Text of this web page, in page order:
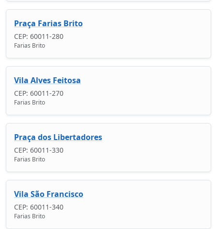
Praça Farias Brito
CEP: 60011-280
Farias Brito
Vila Alves Feitosa
CEP: 60011-270
Farias Brito
Praça dos Libertadores
CEP: 60011-330
Farias Brito
Vila São Francisco
CEP: 60011-340
Farias Brito